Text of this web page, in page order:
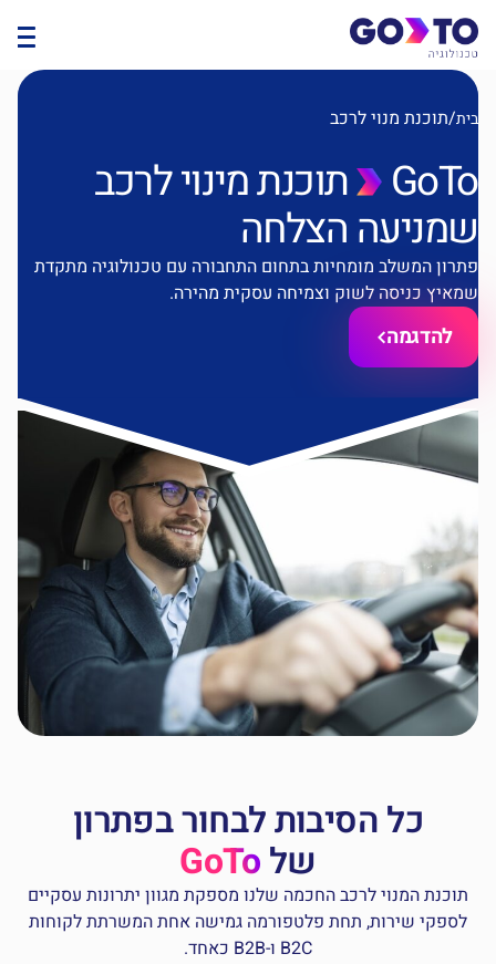
/תוכנת מנוי לרכב
תוכנת מינוי לרכב
הצלחה
המשלב מומחיות בתחום התחבורה עם טכנולוגיה מתקדת
כניסה לשוק וצמיחה עסקית מהירה.
להדגמה
כל הסיבות לבחור בפתרון
שלGoTo
תוכנת המנוי לרכב החכמה שלנו מספקת מגוון יתרונות עסקיים
לספקי שירות, תחת פלטפורמה גמישה אחת המשרתת לקוחות
B2C ו-B2B כאחד.